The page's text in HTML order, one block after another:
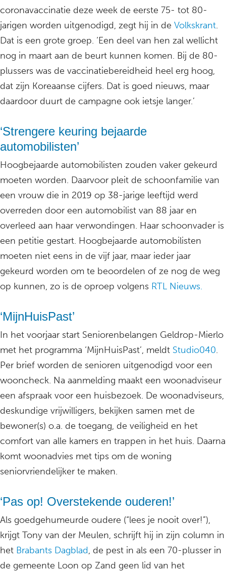
coronavaccinatie deze week de eerste 75- tot 80-
jarigen worden uitgenodigd, zegt hij in de Volkskrant.
Dat is een grote groep. ‘Een deel van hen zal wellicht
nog in maart aan de beurt kunnen komen. Bij de 80-
plussers was de vaccinatiebereidheid heel erg hoog,
dat zijn Koreaanse cijfers. Dat is goed nieuws, maar
daardoor duurt de campagne ook ietsje langer.’
‘Strengere keuring bejaarde
automobilisten’
Hoogbejaarde automobilisten zouden vaker gekeurd
moeten worden. Daarvoor pleit de schoonfamilie van
een vrouw die in 2019 op 38-jarige leeftijd werd
overreden door een automobilist van 88 jaar en
overleed aan haar verwondingen. Haar schoonvader is
een petitie gestart. Hoogbejaarde automobilisten
moeten niet eens in de vijf jaar, maar ieder jaar
gekeurd worden om te beoordelen of ze nog de weg
op kunnen, zo is de oproep volgens RTL Nieuws.
‘MijnHuisPast’
In het voorjaar start Seniorenbelangen Geldrop-Mierlo
met het programma ‘MijnHuisPast’, meldt Studio040.
Per brief worden de senioren uitgenodigd voor een
wooncheck. Na aanmelding maakt een woonadviseur
een afspraak voor een huisbezoek. De woonadviseurs,
deskundige vrijwilligers, bekijken samen met de
bewoner(s) o.a. de toegang, de veiligheid en het
comfort van alle kamers en trappen in het huis. Daarna
komt woonadvies met tips om de woning
seniorvriendelijker te maken.
‘Pas op! Overstekende ouderen!’
Als goedgehumeurde oudere (“lees je nooit over!”),
krijgt Tony van der Meulen, schrijft hij in zijn column in
het Brabants Dagblad, de pest in als een 70-plusser in
de gemeente Loon op Zand geen lid van het